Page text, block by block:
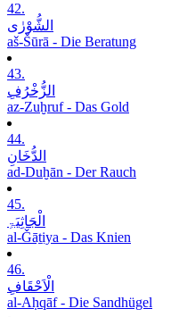
42.
الشُّوْرٰی
aš-Šūrā - Die Beratung
43.
الزُّخْرُفِ
az-Zuḫruf - Das Gold
44.
الدُّخَانِ
ad-Duḫān - Der Rauch
45.
الْجَاثِیَۃِ
al-Ǧāṯiya - Das Knien
46.
الْاَحْقَافِ
al-Aḥqāf - Die Sandhügel